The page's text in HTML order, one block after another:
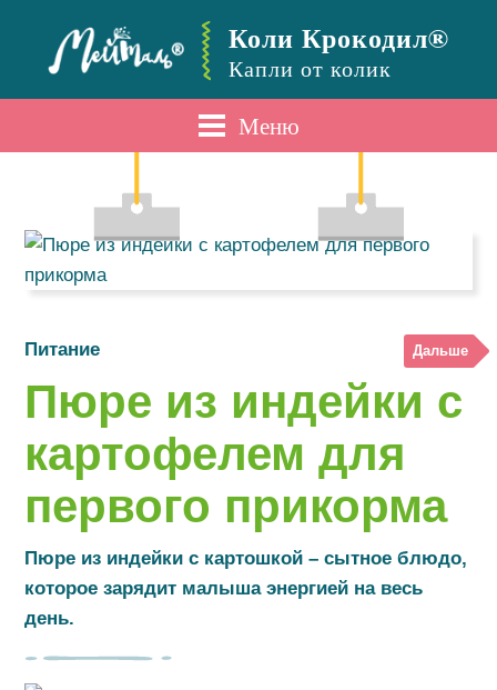
Коли Крокодил®
Капли от колик
Меню
Питание Дальше
Пюре из индейки с
картофелем для
первого прикорма
Пюре из индейки с картошкой – сытное блюдо,
которое зарядит малыша энергией на весь
день.